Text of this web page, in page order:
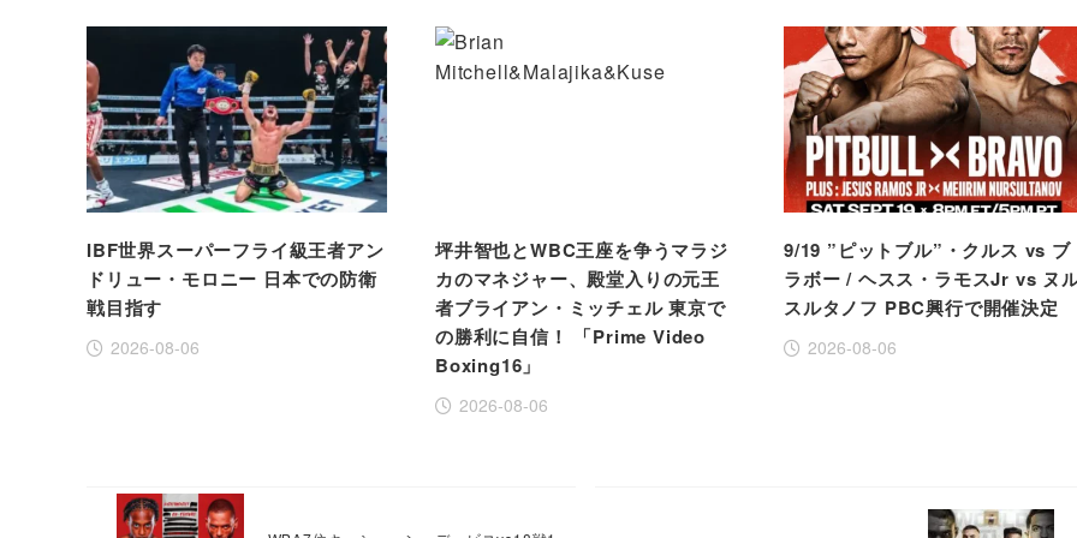
IBF世界スーパーフライ級王者アン
ドリュー・モロニー 日本での防衛
戦目指す
2026-08-06
坪井智也とWBC王座を争うマラジ
カのマネジャー、殿堂入りの元王
者ブライアン・ミッチェル 東京で
の勝利に自信！ 「Prime Video
Boxing16」
2026-08-06
9/19 ”ピットブル”・クルス vs ブ
ラボー / ヘスス・ラモスJr vs ヌ
スルタノフ PBC興行で開催決定
2026-08-06